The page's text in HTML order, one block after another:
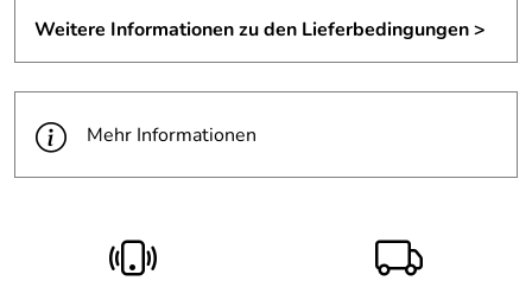
Weitere Informationen zu den Lieferbedingungen >
Mehr Informationen